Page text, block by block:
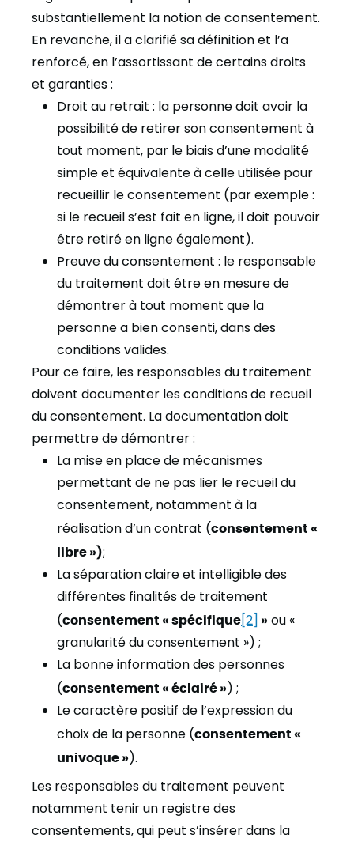
substantiellement la notion de consentement.
En revanche, il a clarifié sa définition et l’a
renforcé, en l’assortissant de certains droits
et garanties :
Droit au retrait : la personne doit avoir la
possibilité de retirer son consentement à
tout moment, par le biais d’une modalité
simple et équivalente à celle utilisée pour
recueillir le consentement (par exemple :
si le recueil s’est fait en ligne, il doit pouvoir
être retiré en ligne également).
Preuve du consentement : le responsable
du traitement doit être en mesure de
démontrer à tout moment que la
personne a bien consenti, dans des
conditions valides.
Pour ce faire, les responsables du traitement
doivent documenter les conditions de recueil
du consentement. La documentation doit
permettre de démontrer :
La mise en place de mécanismes
permettant de ne pas lier le recueil du
consentement, notamment à la
réalisation d’un contrat (consentement «
libre »);
La séparation claire et intelligible des
différentes finalités de traitement
(consentement « spécifique[2] » ou «
granularité du consentement ») ;
La bonne information des personnes
(consentement « éclairé ») ;
Le caractère positif de l’expression du
choix de la personne (consentement «
univoque »).
Les responsables du traitement peuvent
notamment tenir un registre des
consentements, qui peut s’insérer dans la